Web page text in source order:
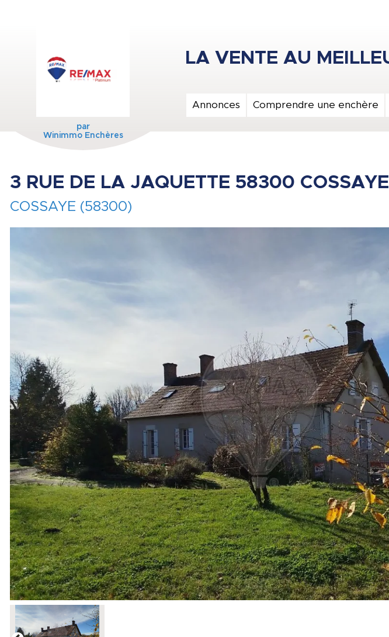
par
Winimmo Enchères
Annonces Comprendre une enchère
3 RUE DE LA JAQUETTE 58300 COSSAYE
COSSAYE (58300)